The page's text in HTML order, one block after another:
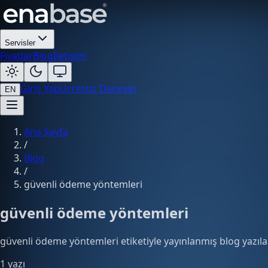
Servisler
FiyatlarBlogİletişim
EN Giriş YapÜcretsiz Deneyin
Ana Sayfa
/
Blog
/
güvenli ödeme yöntemleri
güvenli ödeme yöntemleri
güvenli ödeme yöntemleri etiketiyle yayınlanmış blog
1 yazı